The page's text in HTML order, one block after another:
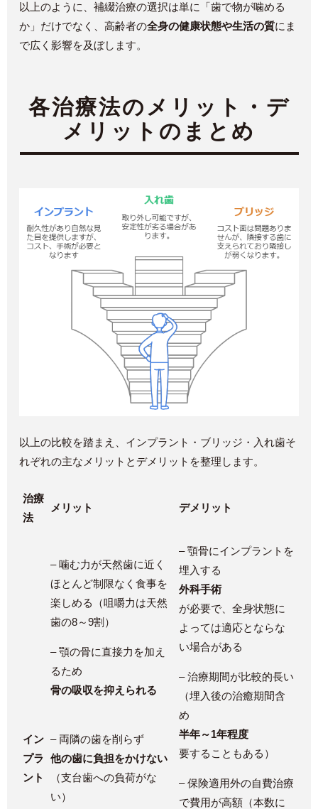
以上のように、補綴治療の選択は単に「歯で物が噛める
か」だけでなく、高齢者の全身の健康状態や生活の質にま
で広く影響を及ぼします。
各治療法のメリット・デ
メリットのまとめ
以上の比較を踏まえ、インプラント・ブリッジ・入れ歯そ
れぞれの主なメリットとデメリットを整理します。
治療
法
メリット デメリット
イン
プラ
ント
– 噛む力が天然歯に近く
ほとんど制限なく食事を
楽しめる（咀嚼力は天然
歯の8～9割）​
– 顎の骨に直接力を加え
るため
骨の吸収を抑えられる
– 両隣の歯を削らず
他の歯に負担をかけない
（支台歯への負荷がな
い）​
– 顎骨にインプラントを
埋入する
外科手術
が必要で、全身状態に
よっては適応とならな
い場合がある
– 治療期間が比較的長い
（埋入後の治癒期間含
め
半年～1年程度
要することもある）​
– 保険適用外の自費治療
で費用が高額（本数に